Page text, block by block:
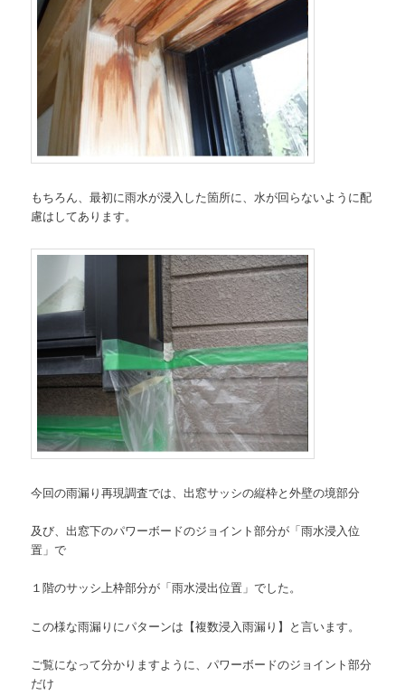
もちろん、最初に雨水が浸入した箇所に、水が回らないように配
慮はしてあります。
今回の雨漏り再現調査では、出窓サッシの縦枠と外壁の境部分
及び、出窓下のパワーボードのジョイント部分が「雨水浸入位
置」で
１階のサッシ上枠部分が「雨水浸出位置」でした。
この様な雨漏りにパターンは【複数浸入雨漏り】と言います。
ご覧になって分かりますように、パワーボードのジョイント部分
だけ